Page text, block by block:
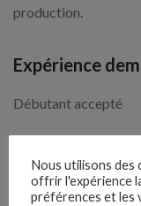
production.
Expérience
Débutant accepté
Il y a3
Nous utilisons des
offrir l'expérience
préférences et les